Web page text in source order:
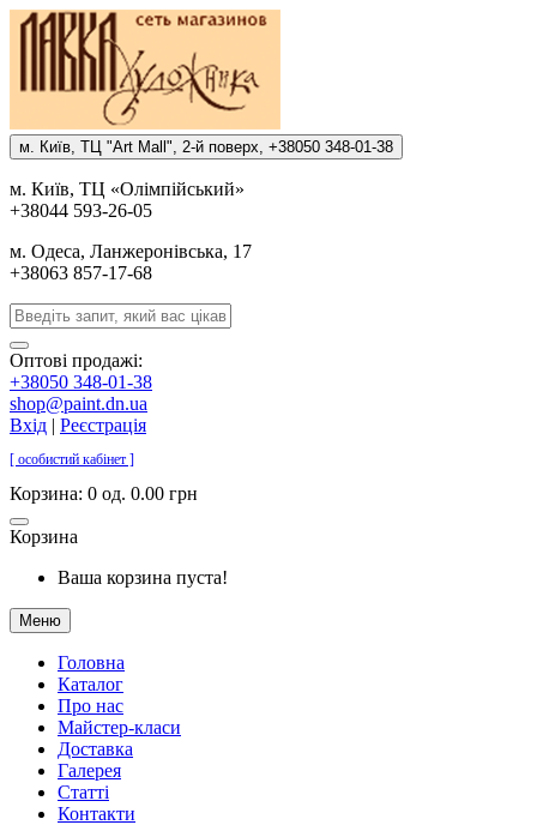
м. Киïв, ТЦ "Art Mall", 2-й поверх, +38050 348-01-38
м. Киïв, ТЦ «Олiмпiйський»
+38044 593-26-05
м. Одеса, Ланжеронiвська, 17
+38063 857-17-68
Оптові продажі:
+38050 348-01-38
shop@paint.dn.ua
Вхід | Реєстрація
[ особистий кабінет ]
Корзина: 0 од. 0.00 грн
Корзина
Ваша корзина пуста!
Меню
Головна
Каталог
Про нас
Майстер-класи
Доставка
Галерея
Статтi
Контакти